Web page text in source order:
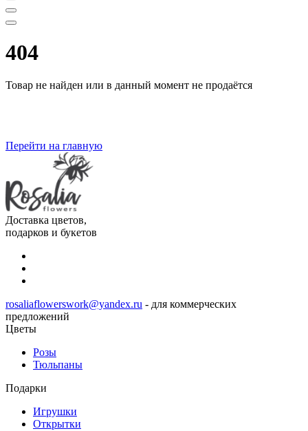
404
Товар не найден или в данный момент не продаётся
Перейти на главную
Доставка цветов,
подарков и букетов
rosaliaflowerswork@yandex.ru - для коммерческих
предложений
Цветы
Розы
Тюльпаны
Подарки
Игрушки
Открытки